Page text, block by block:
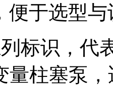
便于选型与
标识，代
量柱塞泵